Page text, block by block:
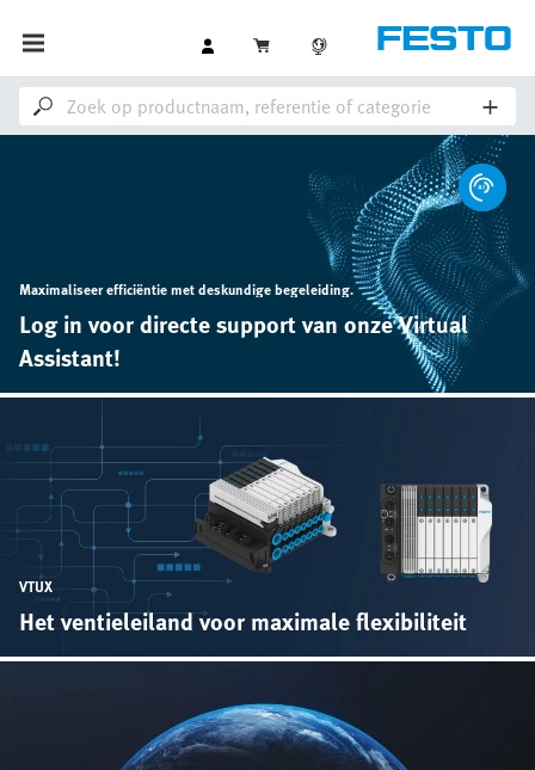
Maximaliseer efficiëntie met deskundige begeleiding.
Log in voor directe support van onze Virtual
Assistant!
VTUX
Het ventieleiland voor maximale flexibiliteit